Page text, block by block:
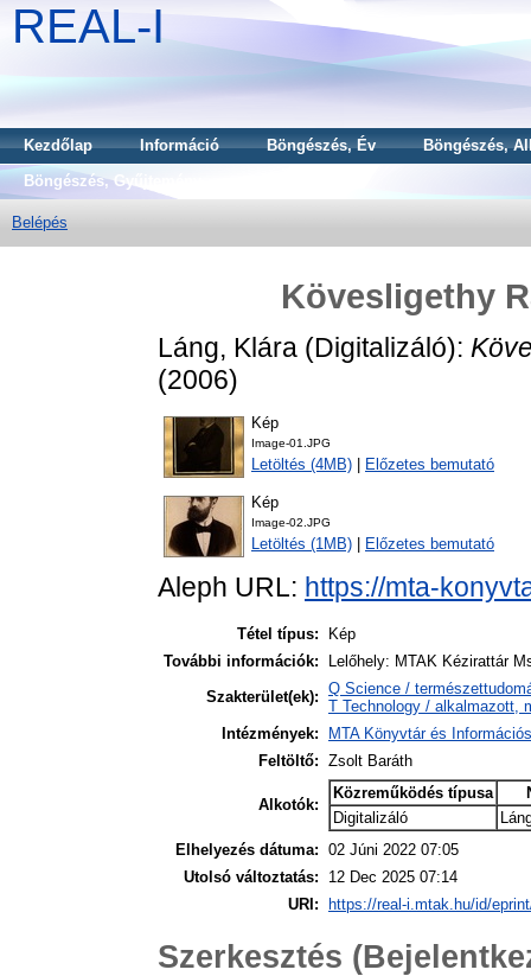
REAL-I
Kezdőlap Információ Böngészés, Év
Böngészés,
Böngészés, Gyűjtemény
Belépés
Kövesligethy
Láng, Klára (Digitalizáló):
(2006)
Kép
Image-01.JPG
Letöltés (4MB) Előzetes bemutató
Kép
Image-02.JPG
Letöltés (1MB) Előzetes bemutató
Aleph URL: https://mta-
Tétel típus:
Kép
További információk:
Lelőhely: MTAK Kézirattár
Szakterület(ek): Q Science /
T Technology / alkalmazott,
Intézmények:
MTA Könyvtár és
Feltöltő: Zsolt Baráth
Alkotók:
Közreműködés típusa
Digitalizáló
Elhelyezés dátuma: 02 Júni 2022 07:05
Utolsó változtatás:
12 Dec 2025 07:14
URI:
https://real-i.mtak.hu/id/
Szerkesztés